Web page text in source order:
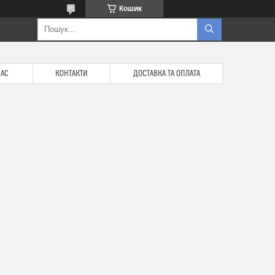
Кошик
КОНТАКТИ ДОСТАВКА ТА ОПЛАТА